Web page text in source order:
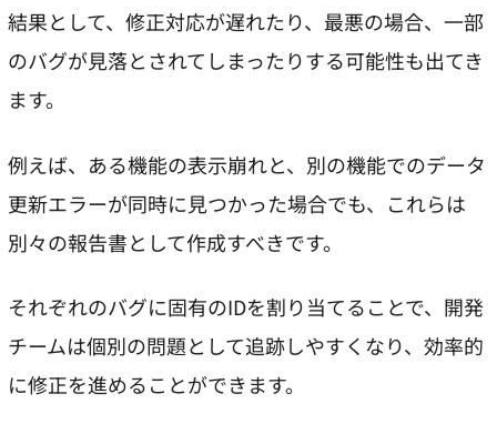
結果として、修正対応が遅れたり、最悪の場合、一部
のバグが見落とされてしまったりする可能性も出てき
ます。
例えば、ある機能の表示崩れと、別の機能でのデータ
更新エラーが同時に見つかった場合でも、これらは
別々の報告書として作成すべきです。
それぞれのバグに固有のIDを割り当てることで、開発
チームは個別の問題として追跡しやすくなり、効率的
に修正を進めることができます。